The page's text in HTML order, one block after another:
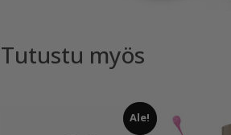
Tutustu myös
Ale!